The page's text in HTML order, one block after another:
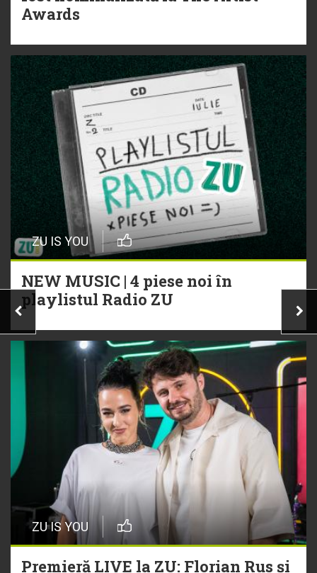
Awards
ZU IS YOU
NEW MUSIC | 4 piese noi în
playlistul Radio ZU
ZU IS YOU
Premieră LIVE la ZU: Florian Rus și